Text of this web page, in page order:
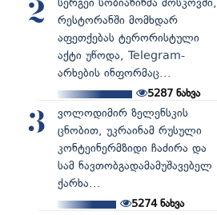
2
რესტორანში მომხდარ
აფეთქებას ტერორისტული
აქტი უწოდა, Telegram-
არხების ინფორმაც...
5287 ნახვა
3
ვოლოდიმირ ზელენსკის
ცნობით, უკრაინამ რუსული
კონტეინერმზიდი ჩაძირა და
სამ ნავთობგადამამუშავებელ
ქარხა...
5274ნახვა